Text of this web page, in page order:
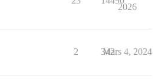
2026
2 342
Mars 4, 2024